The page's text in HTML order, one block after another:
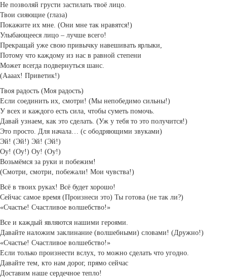
Не позволяй грусти застилать твоё лицо.
Твои сияющие (глаза)
Покажите их мне. (Они мне так нравятся!)
Улыбающееся лицо – лучше всего!
Прекращай уже свою привычку навешивать ярлыки,
Потому что каждому из нас в равной степени
Может всегда подвернуться шанс.
(Аааах! Приветик!)
Твоя радость (Моя радость)
Если соединить их, смотри! (Мы непобедимо сильны!)
У всех и каждого есть сила, чтобы суметь помочь.
Давай узнаем, как это сделать. (Уж у тебя то это получится!)
Это просто. Для начала… (с ободряющими звуками)
Эй! (Эй!) Эй! (Эй!)
Оу! (Оу!) Оу! (Оу!)
Возьмёмся за руки и побежим!
(Смотри, смотри, побежали! Мои чувства!)
Всё в твоих руках! Всё будет хорошо!
Сейчас самое время (Произнеси это) Ты готова (не так ли?)
«Счастье! Счастливое волшебство!»
Все и каждый являются нашими героями.
Давайте наложим заклинание (волшебными) словами! (Дружно!)
«Счастье! Счастливое волшебство!»
Если только произнести вслух, то можно сделать что угодно.
Давайте тем, кто нам дорог, прямо сейчас
Доставим наше сердечное тепло!